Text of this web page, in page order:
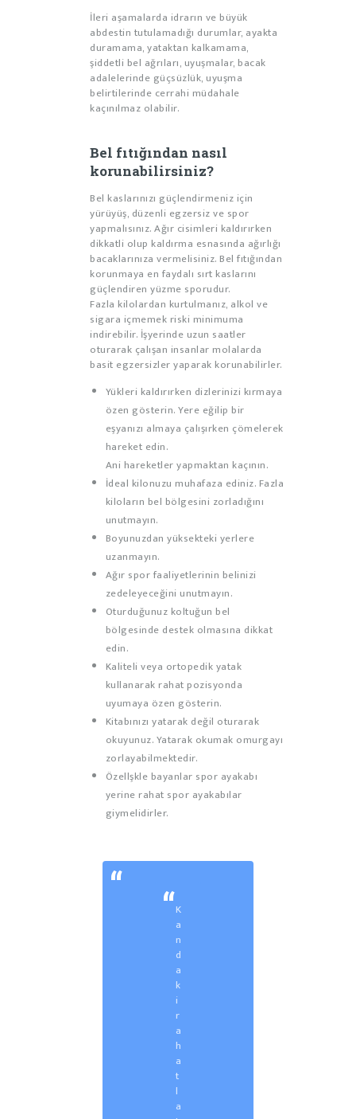
İleri aşamalarda idrarın ve büyük
abdestin tutulamadığı durumlar, ayakta
duramama, yataktan kalkamama,
şiddetli bel ağrıları, uyuşmalar, bacak
adalelerinde güçsüzlük, uyuşma
belirtilerinde cerrahi müdahale
kaçınılmaz olabilir.
Bel fıtığından nasıl
korunabilirsiniz?
Bel kaslarınızı güçlendirmeniz için
yürüyüş, düzenli egzersiz ve spor
yapmalısınız. Ağır cisimleri kaldırırken
dikkatli olup kaldırma esnasında ağırlığı
bacaklarınıza vermelisiniz. Bel fıtığından
korunmaya en faydalı sırt kaslarını
güçlendiren yüzme sporudur.
Fazla kilolardan kurtulmanız, alkol ve
sigara içmemek riski minimuma
indirebilir. İşyerinde uzun saatler
oturarak çalışan insanlar molalarda
basit egzersizler yaparak korunabilirler.
Yükleri kaldırırken dizlerinizi kırmaya
özen gösterin. Yere eğilip bir
eşyanızı almaya çalışırken çömelerek
hareket edin.
Ani hareketler yapmaktan kaçının.
İdeal kilonuzu muhafaza ediniz. Fazla
kiloların bel bölgesini zorladığını
unutmayın.
Boyunuzdan yüksekteki yerlere
uzanmayın.
Ağır spor faaliyetlerinin belinizi
zedeleyeceğini unutmayın.
Oturduğunuz koltuğun bel
bölgesinde destek olmasına dikkat
edin.
Kaliteli veya ortopedik yatak
kullanarak rahat pozisyonda
uyumaya özen gösterin.
Kitabınızı yatarak değil oturarak
okuyunuz. Yatarak okumak omurgayı
zorlayabilmektedir.
Özellşkle bayanlar spor ayakabı
yerine rahat spor ayakabılar
giymelidirler.
K
a
n
d
a
k
i
r
a
h
a
t
l
a